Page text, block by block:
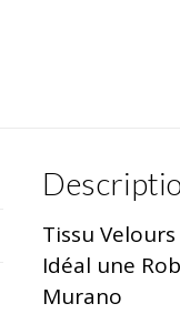
Tissu
Idéal une
Murano